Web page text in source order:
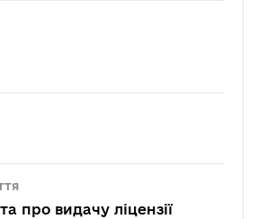
про видачу ліцензії